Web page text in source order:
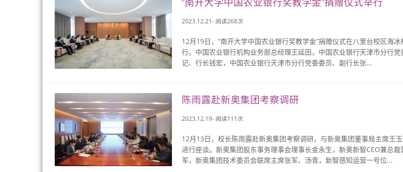
2023.12.21- 阅读268次
12月19日，“南开大学中国农业银行奖教学金”捐赠仪式在八里台校区海冰
行。中国农业银行机构业务部总经理王延田，中国农业银行天津市分行党
记、行长钱宏，中国农业银行天津市分行党委委员、副行长张...
陈雨露赴新奥集团考察调研
2023.12.19- 阅读111次
12月13日，校长陈雨露赴新奥集团考察调研，与新奥集团董事局主席王
进行座谈。新奥集团股东事务理事会理事长金永生，新奥新智CEO兼总裁
军，新奥集团技术委员会联席主席张军、汤青，新智感知运营一号位...